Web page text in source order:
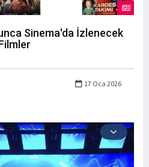
Sinema'da İzlenecek
17 Oca 2026